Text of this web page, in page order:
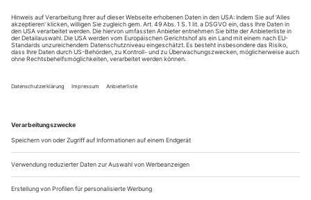
Liebespaare in blühenden Büschen
Die Potsdamer Musikfestspiele tauchen ein in «Musik und Gärten» –
zum Beispiel mit der ersten amerikanischen Oper, «La púrpura de la
rosa» aus Peru
War der Königlich Preußische Gartenarchitekt Peter Joseph
kann kommen, wer die Musikfestspiele Potsdam Sanssouci
besucht. Bevor man eine der im Schlosspark verstreuten
Aufführungsstätten erreicht, nimmt das Auge herrliche
Kulissenwechsel wahr: Hier eröffnen die raffiniert
geschwungenen Pfade den Blick auf ein...